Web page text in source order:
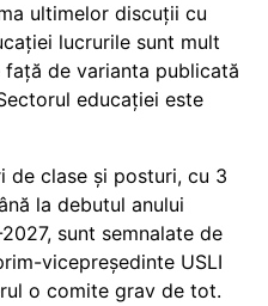
ultimelor discuții cu
lucrurile sunt mult
de varianta publicată
educației este
de clase și posturi, cu 3
la debutul anului
sunt semnalate de
vicepreședinte USLI
o comite grav de tot.